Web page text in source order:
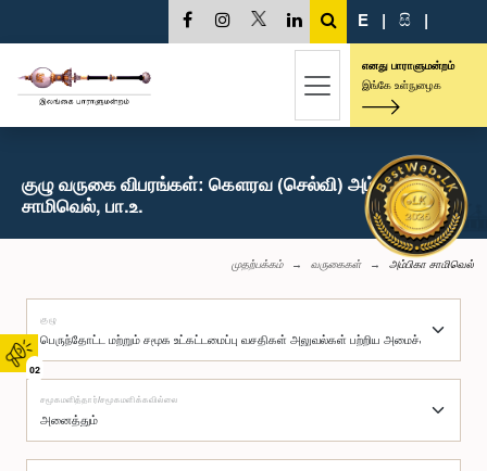
02
E | සි |
எனது பாராளுமன்றம்
இங்கே உள்நுழைக
குழு வருகை விபரங்கள்: கௌரவ (செல்வி) அம்பிகா
சாமிவெல், பா.உ.
முதற்பக்கம் வருகைகள் அம்பிகா சாமிவெல்
குழு
சமூகமளித்தார்/சமூகமளிக்கவில்லை